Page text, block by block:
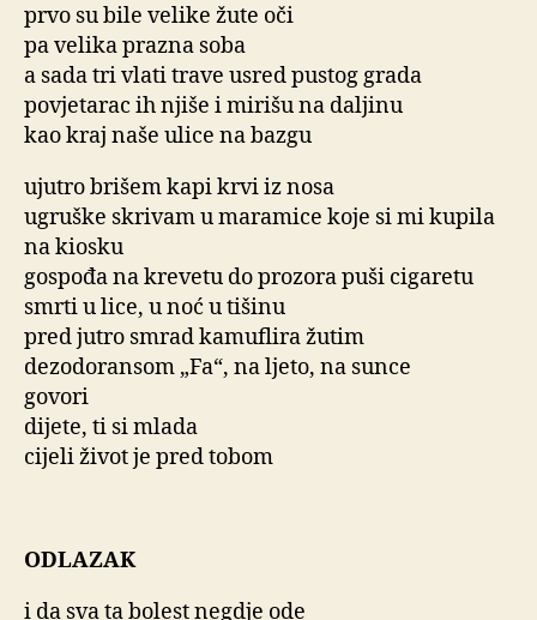
prvo su bile velike žute oči
pa velika prazna soba
a sada tri vlati trave usred pustog grada
povjetarac ih njiše i mirišu na daljinu
kao kraj naše ulice na bazgu
ujutro brišem kapi krvi iz nosa
ugruške skrivam u maramice koje si mi kupila
na kiosku
gospođa na krevetu do prozora puši cigaretu
smrti u lice, u noć u tišinu
pred jutro smrad kamuflira žutim
dezodoransom „Fa“, na ljeto, na sunce
govori
dijete, ti si mlada
cijeli život je pred tobom
ODLAZAK
i da sva ta bolest negdje ode